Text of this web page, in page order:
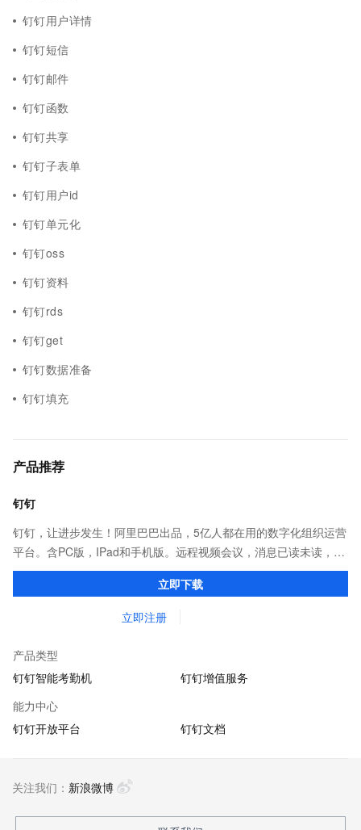
钉钉用户详情
钉钉短信
钉钉邮件
钉钉函数
钉钉共享
钉钉子表单
钉钉用户id
钉钉单元化
钉钉oss
钉钉资料
钉钉rds
钉钉get
钉钉数据准备
钉钉填充
产品推荐
钉钉
钉钉，让进步发生！阿里巴巴出品，5亿人都在用的数字化组织运营
平台。含PC版，IPad和手机版。远程视频会议，消息已读未读，
DING消息任务管理，让沟通更高效；移动办公考勤，审批，钉闪
会，钉钉文档，钉钉教育解决方案。
立即下载
立即注册
产品类型
钉钉智能考勤机
钉钉增值服务
能力中心
钉钉开放平台
钉钉文档
关注我们： 新浪微博